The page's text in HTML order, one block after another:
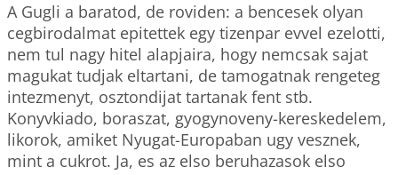
A Gugli a baratod, de roviden: a bencesek olyan
cegbirodalmat epitettek egy tizenpar evvel ezelotti,
nem tul nagy hitel alapjaira, hogy nemcsak sajat
magukat tudjak eltartani, de tamogatnak rengeteg
intezmenyt, osztondijat tartanak fent stb.
Konyvkiado, boraszat, gyogynoveny-kereskedelem,
likorok, amiket Nyugat-Europaban ugy vesznek,
mint a cukrot. Ja, es az elso beruhazasok elso